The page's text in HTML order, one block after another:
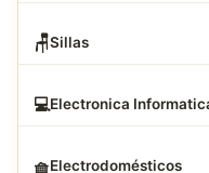
🪑Sillas
💻Electronica
🧺Electrodomésticos